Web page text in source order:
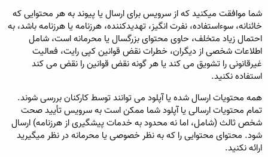
شما موافقت میکنید که از سرویس برای ارسال یا پیوند به هر محتوایی که
خائنانه، سوءاستفاده، نفرت انگیز، تهدیدکننده، هرزنامه یا هرزنامه باشد، به
احتمال زیاد متخلف، حاوی محتوای بزرگسال یا محرمانه است، شامل
اطلاعات شخصی از دیگران، خطرات نقض قوانین کپی رایت، فعالیت
غیرقانونی را تشویق می کند یا هر گونه نقض قوانین را نقض می کند
استفاده نکنید.
همه محتویات ارسال شده یا آپلود می توانند توسط کارکنان بررسی شوند.
تمام محتویات ارسالی یا آپلود شما ممکن است به سرویس تأیید صحت
شخص ثالث (شامل، اما نه محدود به خدمات پیشگیری از هرزنامه) ارسال
شود. محتوای محتوایی را که به نظر خصوصی یا محرمانه در نظر میگیرید
ارائه نکنید.